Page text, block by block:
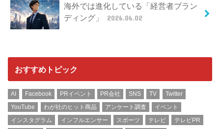
海外では進化している「経営者ブラン
ディング」
2026.06.02
おすすめトピック
AI Facebook PRイベント PR会社 SNS TV
Twitter
YouTube
わが社のヒット商品 アンケート調査
イベント
インスタグラム
インフルエンサー スポーツ テレビ
テレビPR